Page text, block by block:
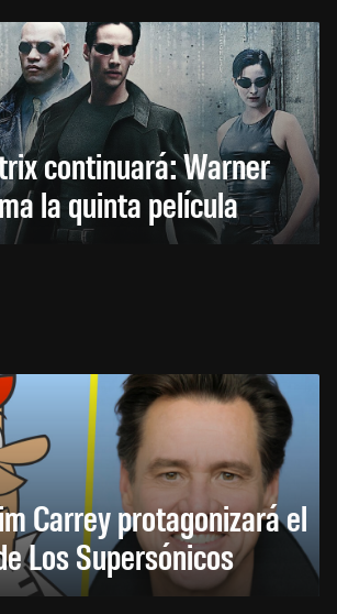
continuará: Warner
la quinta película
Carrey protagonizará el
Los Supersónicos